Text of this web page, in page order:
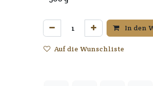
In den
Auf die Wunschliste